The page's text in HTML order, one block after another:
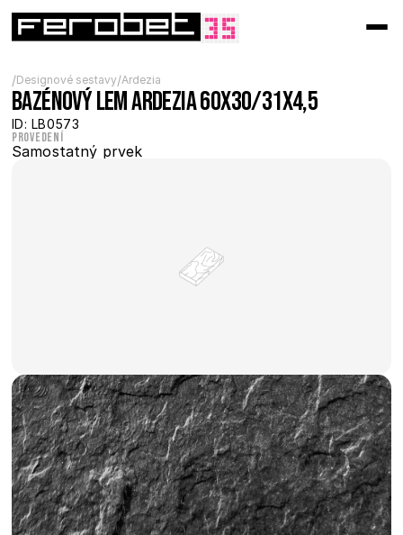
/Designové sestavy/Ardezia
Bazénový lem Ardezia 60x30/31x4,5
ID: LB0573
Provedení
Samostatný prvek